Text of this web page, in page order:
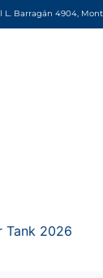
Barragán 4904,
Tank 2026